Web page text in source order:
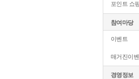
포인트 쇼
참여마당
이벤트
매거진이
경영정보